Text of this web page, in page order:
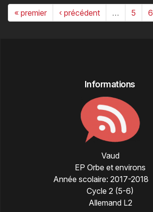
« premier ‹ précédent … 5 6
Informations
Vaud
EP Orbe et environs
Année scolaire: 2017-2018
Cycle 2 (5-6)
Allemand L2